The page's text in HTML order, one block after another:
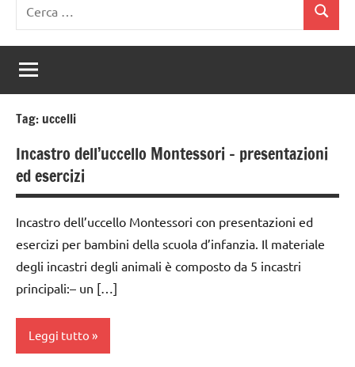
per:
Cerca
Tag: uccelli
Incastro dell’uccello Montessori – presentazioni
ed esercizi
Incastro dell’uccello Montessori con presentazioni ed
esercizi per bambini della scuola d’infanzia. Il materiale
degli incastri degli animali è composto da 5 incastri
principali:– un […]
Leggi tutto